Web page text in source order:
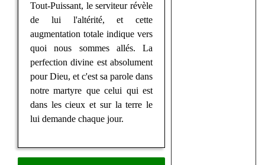
Tout-Puissant, le serviteur révèle
de lui l'altérité, et cette
augmentation totale indique vers
quoi nous sommes allés. La
perfection divine est absolument
pour Dieu, et c'est sa parole dans
notre martyre que celui qui est
dans les cieux et sur la terre le
lui demande chaque jour.